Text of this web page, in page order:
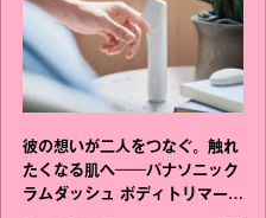
彼の想いが二人をつなぐ。触れ
たくなる肌へ──パナソニック
ラムダッシュ ボディトリマーが